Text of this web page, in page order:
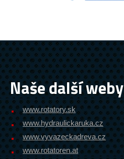
Naše další weby
www.rotatory.sk
www.hydraulickaruka.cz
www.vyvazeckadreva.cz
www.rotatoren.at